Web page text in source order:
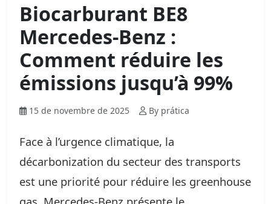
Biocarburant BE8
Mercedes-Benz :
Comment réduire les
émissions jusqu’à 99%
15 de novembre de 2025 By prática
Face à l’urgence climatique, la
décarbonization du secteur des transports
est une priorité pour réduire les greenhouse